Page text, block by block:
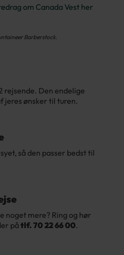
om Canada Vest her
Barberstock.
rejsende. Den endelige
ønsker til turen.
så den passer bedst til
noget mere? Ring og hør
på tlf. 70 22 66 00.